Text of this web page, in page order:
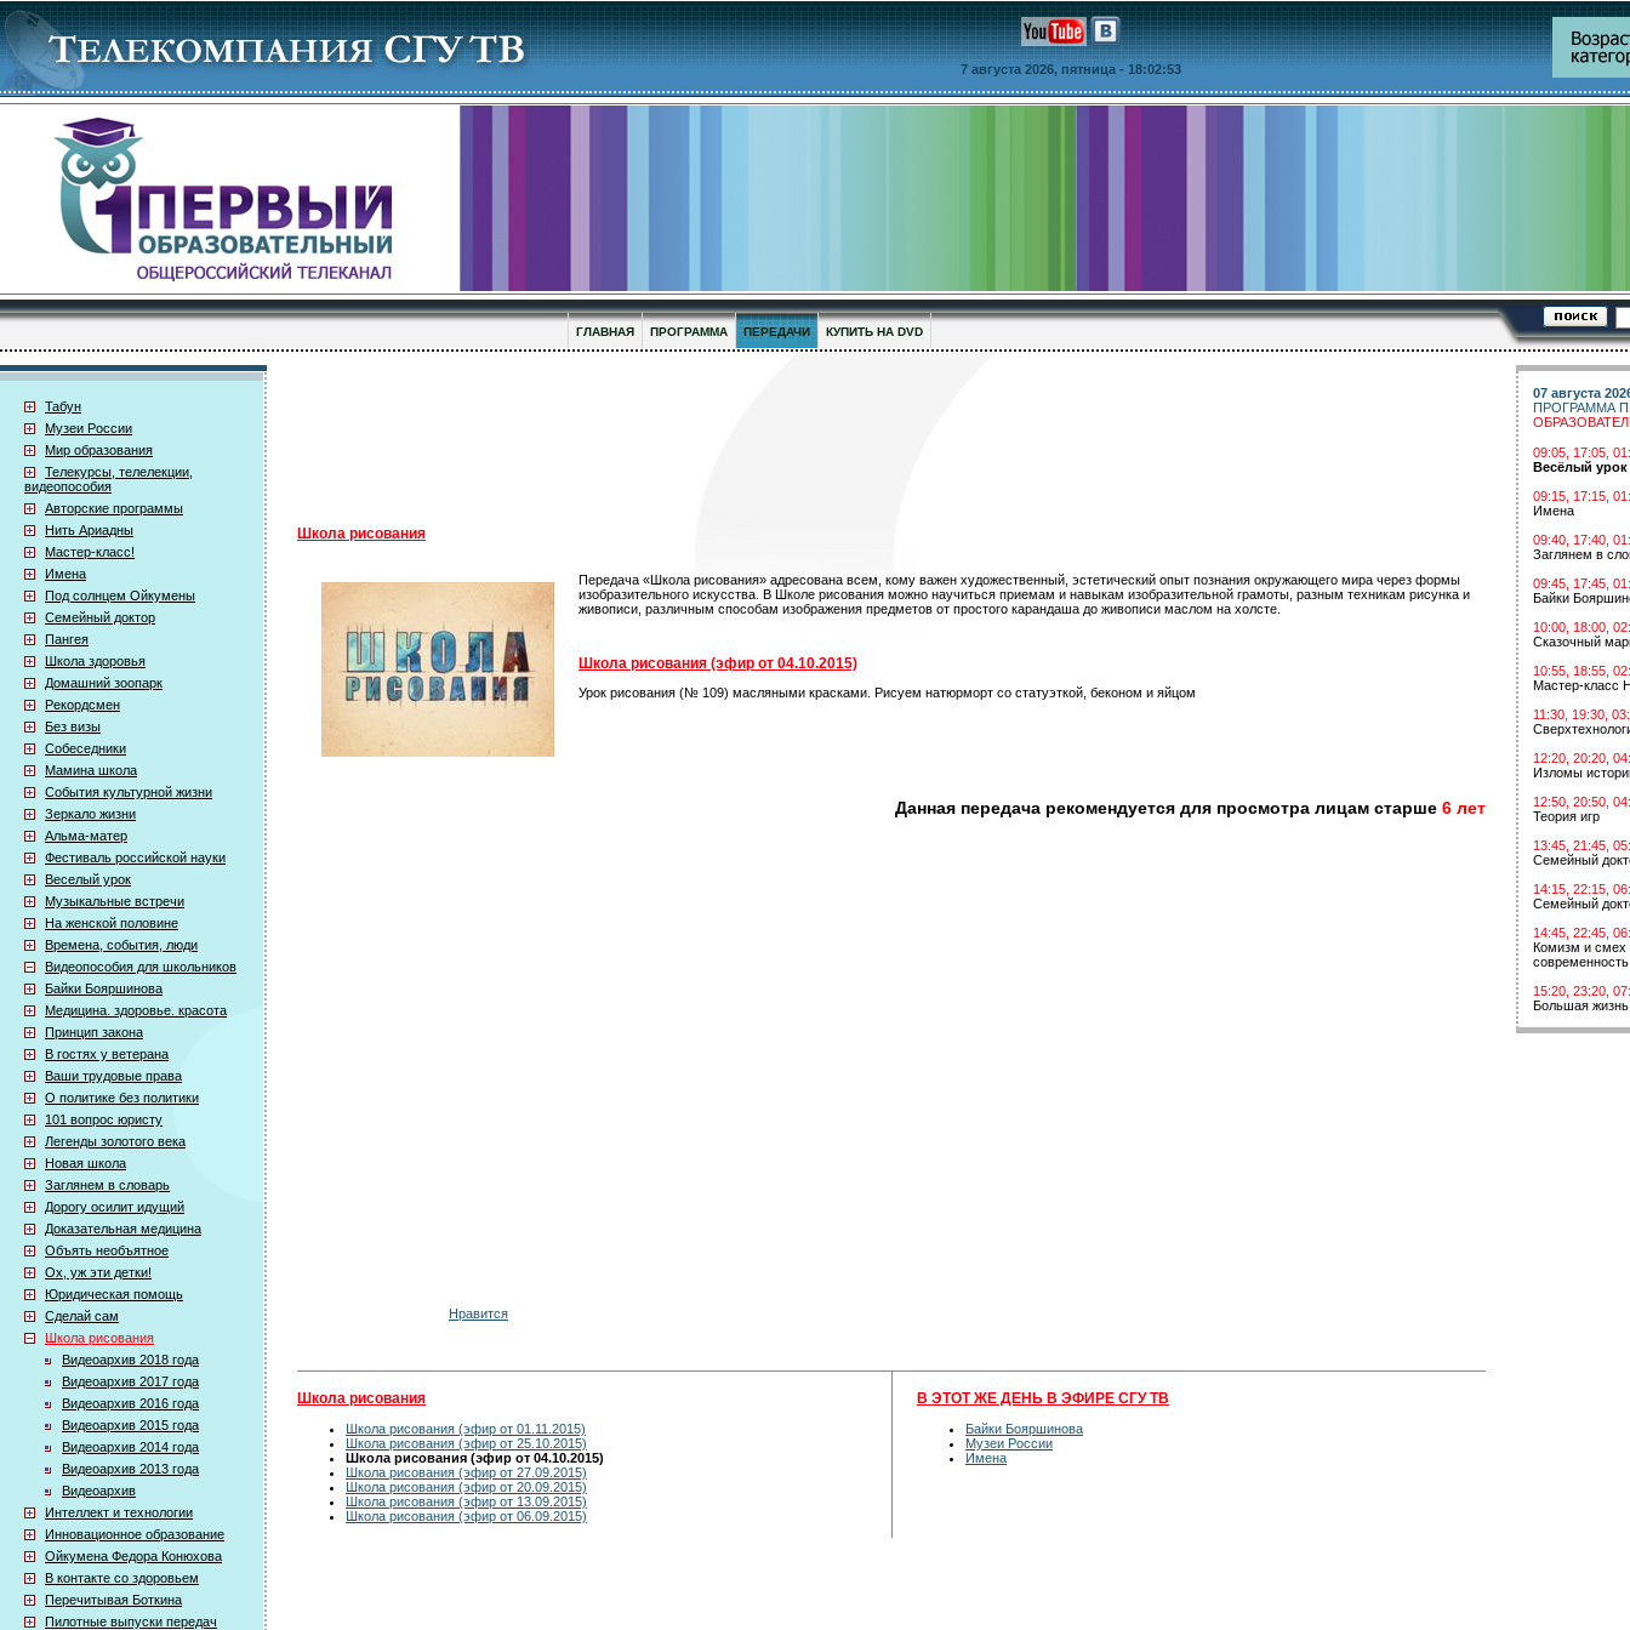
7 августа 2026, пятница - 18:02:53
ГЛАВНАЯ ПРОГРАММА ПЕРЕДАЧИ КУПИТЬ НА DVD
Табун
Музеи России
Мир образования
Телекурсы, телелекции,
видеопособия
Авторские программы
Нить Ариадны
Мастер-класс!
Имена
Под солнцем Ойкумены
Семейный доктор
Пангея
Школа здоровья
Домашний зоопарк
Рекордсмен
Без визы
Собеседники
Мамина школа
События культурной жизни
Зеркало жизни
Альма-матер
Фестиваль российской науки
Веселый урок
Музыкальные встречи
На женской половине
Времена, события, люди
Видеопособия для школьников
Байки Бояршинова
Медицина. здоровье. красота
Принцип закона
В гостях у ветерана
Ваши трудовые права
О политике без политики
101 вопрос юристу
Легенды золотого века
Новая школа
Заглянем в словарь
Дорогу осилит идущий
Доказательная медицина
Объять необъятное
Ох, уж эти детки!
Юридическая помощь
Сделай сам
Школа рисования
Видеоархив 2018 года
Видеоархив 2017 года
Видеоархив 2016 года
Видеоархив 2015 года
Видеоархив 2014 года
Видеоархив 2013 года
Видеоархив
Интеллект и технологии
Инновационное образование
Ойкумена Федора Конюхова
В контакте со здоровьем
Перечитывая Боткина
Пилотные выпуски передач
Школа рисования
Передача «Школа рисования» адресована всем, кому важен художественный, эстетический опыт познания окружающего мира через формы
изобразительного искусства. В Школе рисования можно научиться приемам и навыкам изобразительной грамоты, разным техникам рисунка и
живописи, различным способам изображения предметов от простого карандаша до живописи маслом на холсте.
Школа рисования (эфир от 04.10.2015)
Урок рисования (№ 109) масляными красками. Рисуем натюрморт со статуэткой, беконом и яйцом
Данная передача рекомендуется для просмотра лицам старше 6 лет
Нравится
Школа рисования
Школа рисования (эфир от 01.11.2015)
Школа рисования (эфир от 25.10.2015)
Школа рисования (эфир от 04.10.2015)
Школа рисования (эфир от 27.09.2015)
Школа рисования (эфир от 20.09.2015)
Школа рисования (эфир от 13.09.2015)
Школа рисования (эфир от 06.09.2015)
В ЭТОТ ЖЕ ДЕНЬ В ЭФИРЕ СГУ ТВ
Байки Бояршинова
Музеи России
Имена
07 августа
ПРОГРАММА
09:05, 17:05,
Весёлый урок
09:15, 17:15,
Имена
09:40, 17:40,
Заглянем в
09:45, 17:45,
Байки
10:00, 18:00,
Сказочный
10:55, 18:55,
Мастер-класс
11:30, 19:30,
12:20, 20:20,
Изломы
12:50, 20:50,
Теория игр
13:45, 21:45,
Семейный
14:15, 22:15,
Семейный
14:45, 22:45,
Комизм и смех
современность
15:20, 23:20,
Большая жизнь